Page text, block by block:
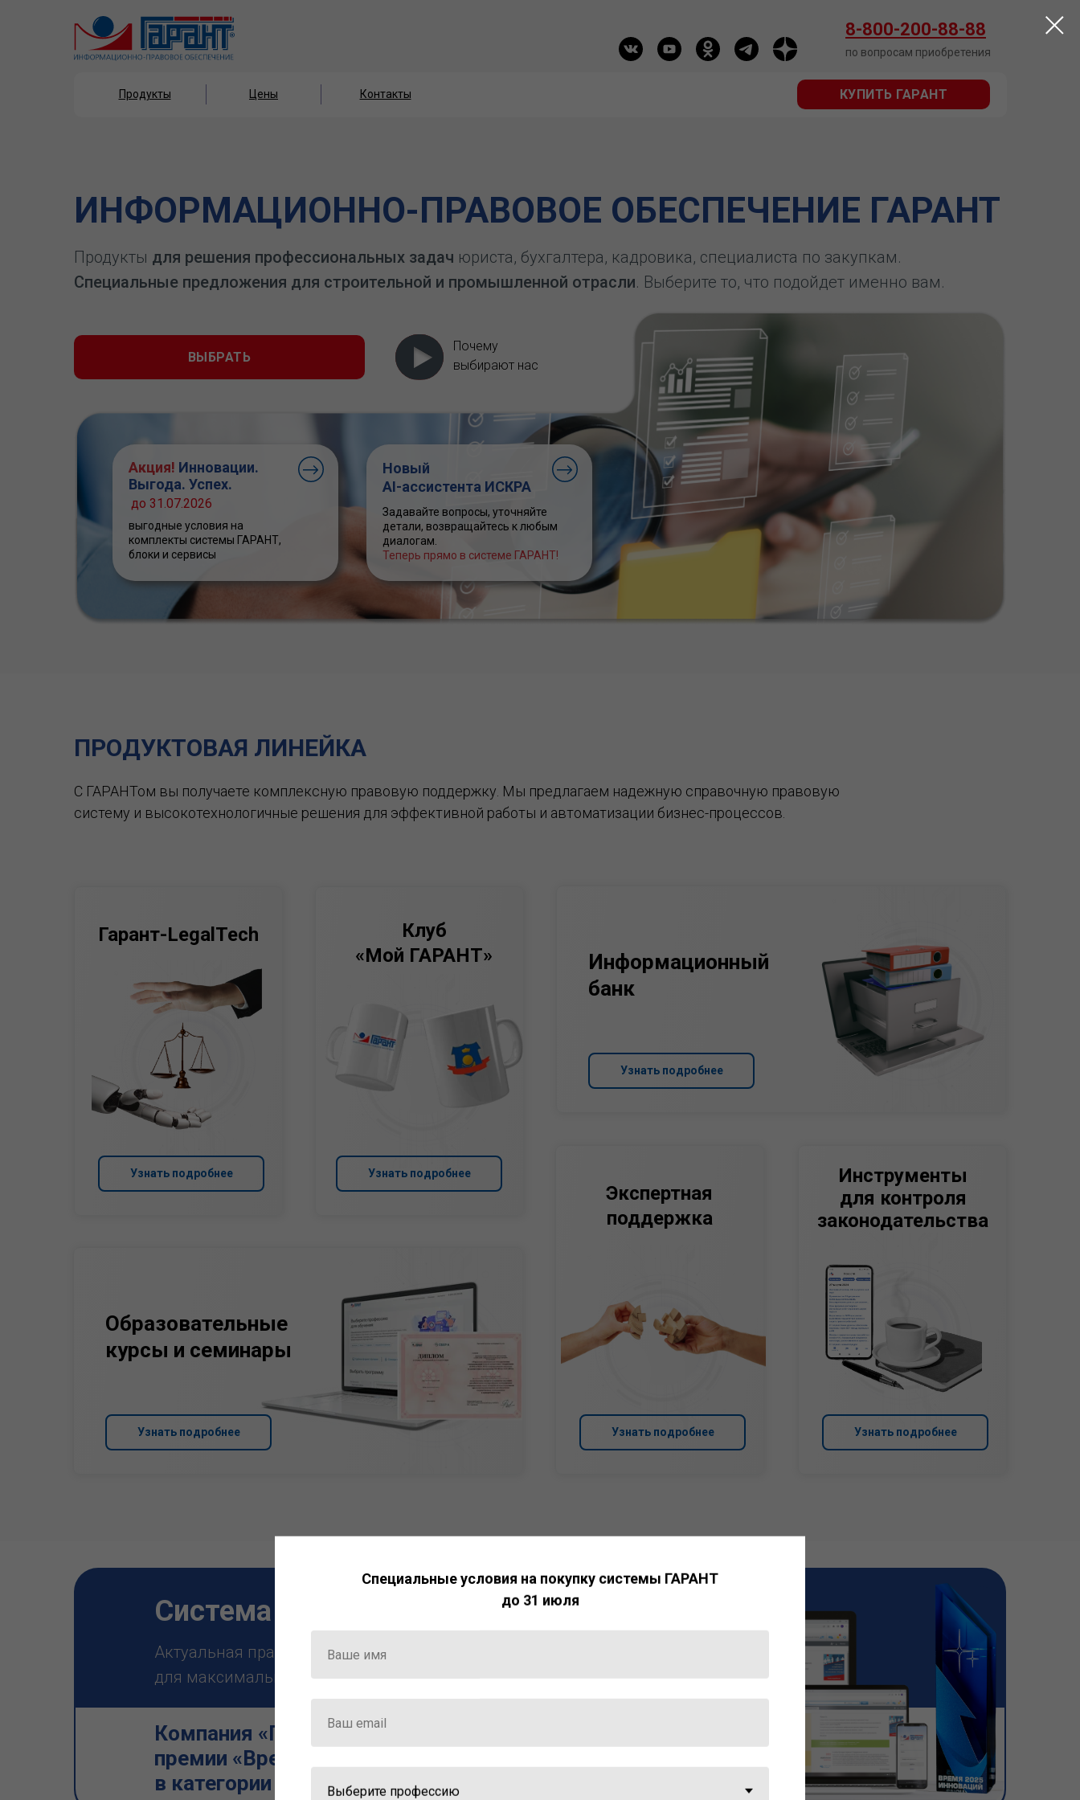
Продукты Цены Контакты
8-800-200-88-88
по вопросам приобретения
КУПИТЬ ГАРАНТ
Продукты КУПИТЬ ГАРАНТ
ИНФОРМАЦИОННО-ПРАВОВОЕ ОБЕСПЕЧЕНИЕ ГАРАНТ
Продукты для решения профессиональных задач юриста, бухгалтера, кадровика, специалиста по закупкам.
Специальные предложения для строительной и промышленной отрасли. Выберите то, что подойдет именно вам.
ВЫБРАТЬ
Почему
выбирают нас
Акция! Инновации.
Выгода. Успех.
выгодные условия на
комплекты системы ГАРАНТ,
блоки и сервисы
до 31.07.2026
Новый
AI-ассистента ИСКРА
Задавайте вопросы, уточняйте
детали, возвращайтесь к любым
диалогам.
Теперь прямо в системе ГАРАНТ!
ПРОДУКТОВАЯ ЛИНЕЙКА
С ГАРАНТом вы получаете комплексную правовую поддержку. Мы предлагаем надежную справочную правовую
систему и высокотехнологичные решения для эффективной работы и автоматизации бизнес-процессов.
Узнать подробнее
Информационный
банк
Узнать подробнее
Экспертная
поддержка
Узнать подробнее
Инструменты
для контроля
законодательства
Узнать подробнее
Клуб
«Мой ГАРАНТ»
Узнать подробнее
Образовательные
курсы и семинары
Узнать подробнее
Гарант-LegalTech
Компания «Гарант» стала победителем
премии «Время инноваций — 2025»
в категории «Искусственный интеллект»
Система ГАРАНТ
Актуальная правовая информация и инструменты
для максимально эффективной работы с ней.
Специальные условия на покупку системы ГАРАНТ
до 31 июля